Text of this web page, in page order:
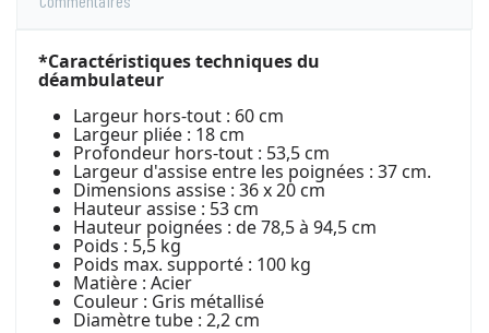
*Caractéristiques techniques du
déambulateur
Largeur hors-tout : 60 cm
Largeur pliée : 18 cm
Profondeur hors-tout : 53,5 cm
Largeur d'assise entre les poignées : 37 cm.
Dimensions assise : 36 x 20 cm
Hauteur assise : 53 cm
Hauteur poignées : de 78,5 à 94,5 cm
Poids : 5,5 kg
Poids max. supporté : 100 kg
Matière : Acier
Couleur : Gris métallisé
Diamètre tube : 2,2 cm